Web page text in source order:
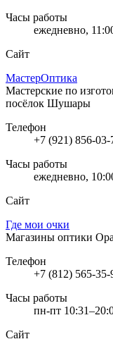
Часы работы
ежедневно,
Сайт
МастерОптика
Мастерские по
посёлок Шушары
Телефон
+7 (921) 856-
Часы работы
ежедневно,
Сайт
Где мои очки
Магазины оптики
Телефон
+7 (812) 565-35-
Часы работы
пн-пт
Сайт